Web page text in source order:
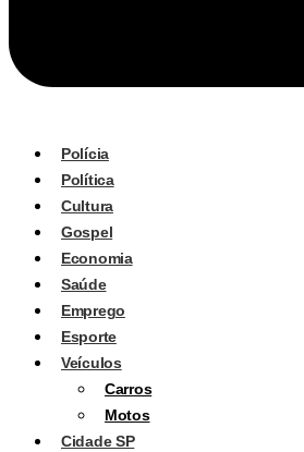
Polícia
Política
Cultura
Gospel
Economia
Saúde
Emprego
Esporte
Veículos
Carros
Motos
Cidade SP